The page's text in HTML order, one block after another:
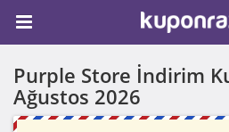
Purple Store İndirim
Ağustos 2026